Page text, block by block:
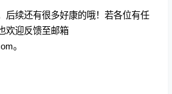
后续还有很多好康的哦！若各位有任
欢迎反馈至邮箱
。